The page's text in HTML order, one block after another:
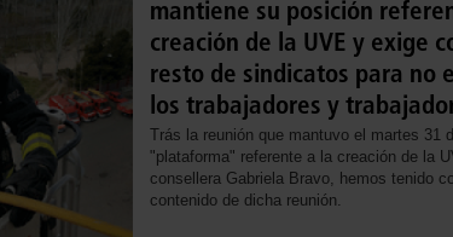
mantiene su posición
creación de la UVE y exige
resto de sindicatos para no
los trabajadores y
Trás la reunión que mantuvo el martes 31
"plataforma" referente a la creación de la
consellera Gabriela Bravo, hemos tenido
contenido de dicha reunión.